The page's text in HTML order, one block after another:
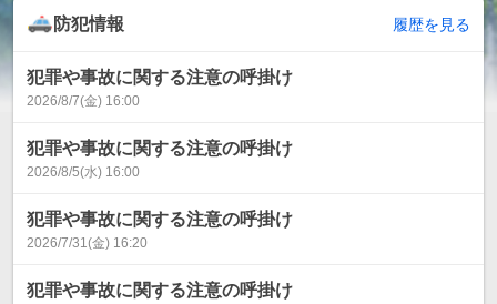
防犯情報 履歴を見る
犯罪や事故に関する注意の呼掛け
2026/8/7(金) 16:00
犯罪や事故に関する注意の呼掛け
2026/8/5(水) 16:00
犯罪や事故に関する注意の呼掛け
2026/7/31(金) 16:20
犯罪や事故に関する注意の呼掛け